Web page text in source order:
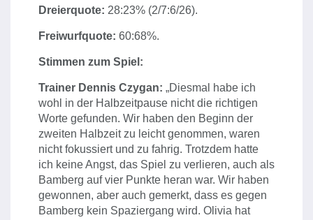
Dreierquote: 28:23% (2/7:6/26).
Freiwurfquote: 60:68%.
Stimmen zum Spiel:
Trainer Dennis Czygan: „Diesmal habe ich
wohl in der Halbzeitpause nicht die richtigen
Worte gefunden. Wir haben den Beginn der
zweiten Halbzeit zu leicht genommen, waren
nicht fokussiert und zu fahrig. Trotzdem hatte
ich keine Angst, das Spiel zu verlieren, auch als
Bamberg auf vier Punkte heran war. Wir haben
gewonnen, aber auch gemerkt, dass es gegen
Bamberg kein Spaziergang wird. Olivia hat